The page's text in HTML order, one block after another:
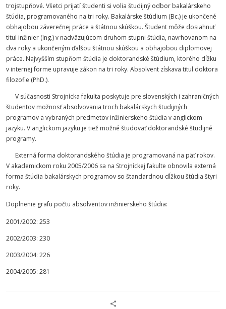
trojstupňové. Všetci prijatí študenti si volia študijný odbor bakalárskeho
štúdia, programovaného na tri roky. Bakalárske štúdium (Bc.) je ukončené
obhajobou záverečnej práce a štátnou skúškou. Študent môže dosiahnuť
titul inžinier (Ing.) v nadväzujúcom druhom stupni štúdia, navrhovanom na
dva roky a ukončeným ďalšou štátnou skúškou a obhajobou diplomovej
práce. Najvyšším stupňom štúdia je doktorandské štúdium, ktorého dĺžku
v internej forme upravuje zákon na tri roky. Absolvent získava titul doktora
filozofie (PhD.).
V súčasnosti Strojnícka fakulta poskytuje pre slovenských i zahraničných
študentov možnosť absolvovania troch bakalárskych študijných
programov a vybraných predmetov inžinierskeho štúdia v anglickom
jazyku. V anglickom jazyku je tiež možné študovať doktorandské študijné
programy.
Externá forma doktorandského štúdia je programovaná na päť rokov.
V akademickom roku 2005/2006 sa na Strojníckej fakulte obnovila externá
forma štúdia bakalárskych programov so štandardnou dĺžkou štúdia štyri
roky.
Doplnenie grafu počtu absolventov inžinierskeho štúdia:
2001/2002: 253
2002/2003: 230
2003/2004: 226
2004/2005: 281